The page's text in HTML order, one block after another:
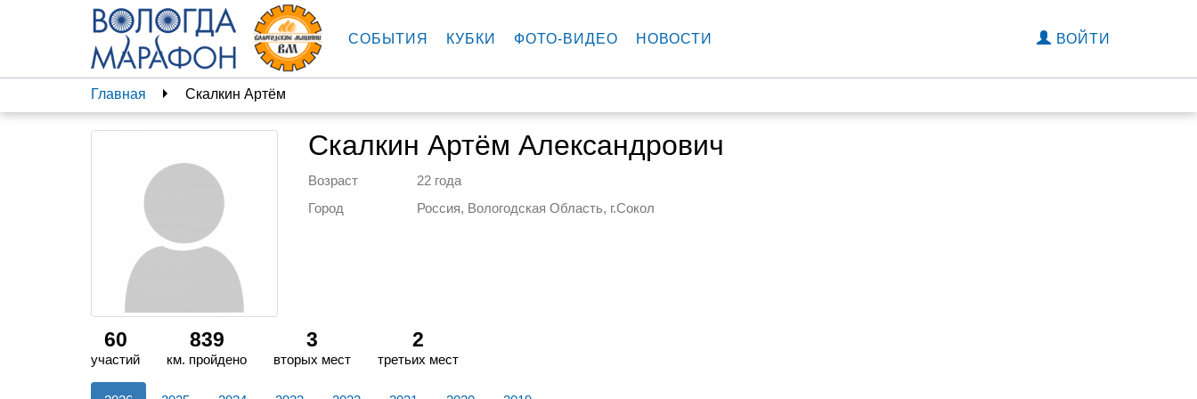
СОБЫТИЯ КУБКИ ФОТО-ВИДЕО НОВОСТИ ВОЙТИ
Главная Скалкин Артём
Скалкин Артём Александрович
Возраст
22 года
Город
Россия, Вологодская Область, г.Сокол
60
участий
839
км. пройдено
3
вторых мест
2
третьих мест